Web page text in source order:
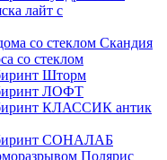
лайт с
со стеклом Скандия
со стеклом
Шторм
ЛОФТ
КЛАССИК антик
СОНАЛАБ
Полярис